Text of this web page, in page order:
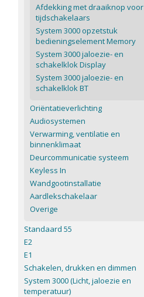
Afdekking met draaiknop voor
tijdschakelaars
System 3000 opzetstuk
bedieningselement Memory
System 3000 jaloezie- en
schakelklok Display
System 3000 jaloezie- en
schakelklok BT
Oriëntatieverlichting
Audiosystemen
Verwarming, ventilatie en
binnenklimaat
Deurcommunicatie systeem
Keyless In
Wandgootinstallatie
Aardlekschakelaar
Overige
Standaard 55
E2
E1
Schakelen, drukken en dimmen
System 3000 (Licht, jaloezie en
temperatuur)